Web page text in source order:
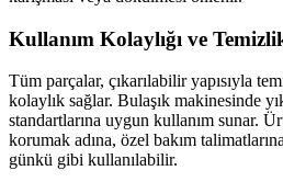
Kullanım Kolaylığı ve
Tüm parçalar, çıkarılabilir yapısıyla
kolaylık sağlar. Bulaşık makinesinde
standartlarına uygun kullanım sunar.
korumak adına, özel bakım
günkü gibi kullanılabilir.